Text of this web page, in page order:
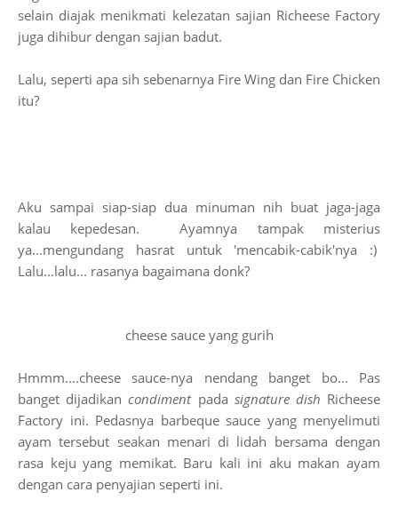
selain diajak menikmati kelezatan sajian Richeese Factory
juga dihibur dengan sajian badut.
Lalu, seperti apa sih sebenarnya Fire Wing dan Fire Chicken
itu?
Aku sampai siap-siap dua minuman nih buat jaga-jaga
kalau kepedesan. Ayamnya tampak misterius
ya...mengundang hasrat untuk 'mencabik-cabik'nya :)
Lalu...lalu... rasanya bagaimana donk?
cheese sauce yang gurih
Hmmm....cheese sauce-nya nendang banget bo... Pas
banget dijadikancondimentpada signature dish Richeese
Factory ini. Pedasnya barbeque sauce yang menyelimuti
ayam tersebut seakan menari di lidah bersama dengan
rasa keju yang memikat. Baru kali ini aku makan ayam
dengan cara penyajian seperti ini.